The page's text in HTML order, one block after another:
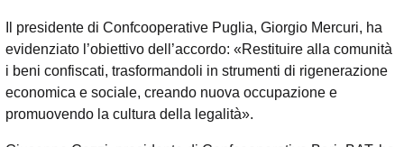
Il presidente di Confcooperative Puglia, Giorgio Mercuri, ha
evidenziato l’obiettivo dell’accordo: «Restituire alla comunità
i beni confiscati, trasformandoli in strumenti di rigenerazione
economica e sociale, creando nuova occupazione e
promuovendo la cultura della legalità».